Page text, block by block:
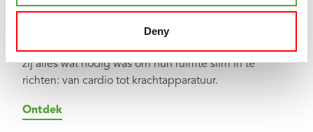
Deny
kleinschalige sportschool in Uddel zochten de
eigenaren naar compacte, betrouwbare en mooi
zij alles wat nodig was om hun ruimte slim in te
richten: van cardio tot krachtapparatuur.
Ontdek